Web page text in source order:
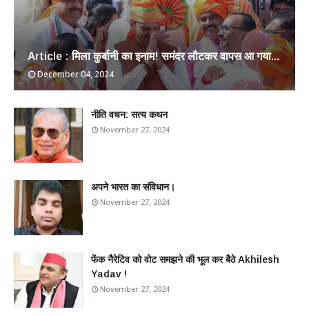
Article : मिला कुर्बानी का इनाम! समंदर लौटकर वापस आ गया...
December 04, 2024
​नीति वचन: सत्य कथन
November 27, 2024
अपने भारत का संविधान।
November 27, 2024
फेंक नैरेटिव को वोट समझने की भूल कर बैठे Akhilesh
Yadav !
November 27, 2024